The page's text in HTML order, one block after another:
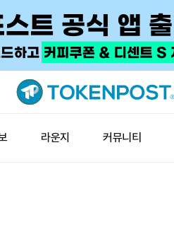
라운지 커뮤니티